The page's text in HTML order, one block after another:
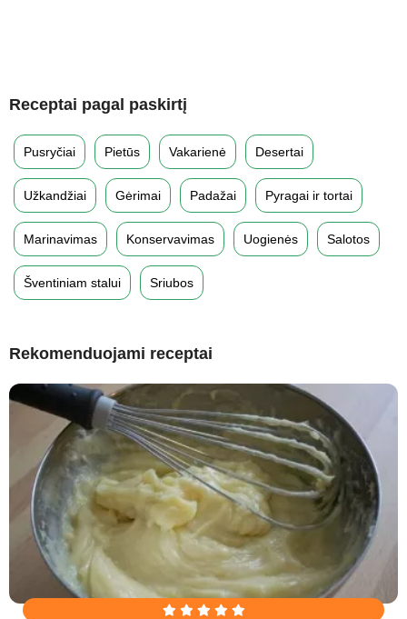
Receptai pagal paskirtį
Pusryčiai Pietūs Vakarienė Desertai
Užkandžiai Gėrimai Padažai Pyragai ir tortai
Marinavimas Konservavimas Uogienės Salotos
Šventiniam stalui Sriubos
Rekomenduojami receptai